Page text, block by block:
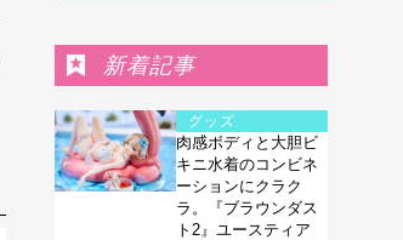
新着記事
グッズ
肉感ボディと大胆ビ
キニ水着のコンビネ
ーションにクラク
ラ。『ブラウンダス
ト2』ユースティア